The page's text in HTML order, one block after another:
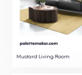
Mustard Living Room